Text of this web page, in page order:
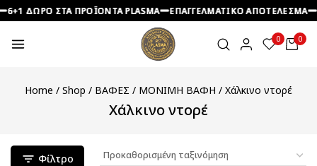
ΔΩΡΟ ΣΤΑ ΠΡΟΪΟΝΤΑ PLASMA ΕΠΑΓΓΕΛΜΑΤΙΚΟ ΑΠΟΤΕΛΕΣΜΑ
ΔΩΡΟ ΣΤΑ ΠΡΟΪΟΝΤΑ PLASMA ΕΠΑΓΓΕΛΜΑΤΙΚΟ ΑΠΟΤΕΛΕΣΜΑ
ΔΩΡΟ ΣΤΑ ΠΡΟΪΟΝΤΑ PLASMA ΕΠΑΓΓΕΛΜΑΤΙΚΟ ΑΠΟΤΕΛΕΣΜΑ
0 0
Home / Shop / ΒΑΦΕΣ / ΜΟΝΙΜΗ ΒΑΦΗ / Χάλκινο ντορέ
Χάλκινο ντορέ
Φίλτρο